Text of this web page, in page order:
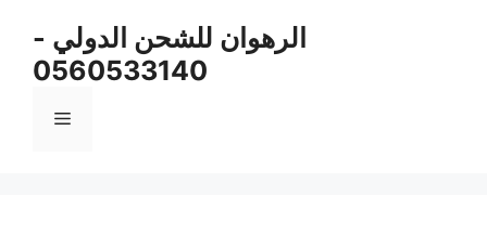
الرهوان للشحن الدولي -
0560533140
القائمة